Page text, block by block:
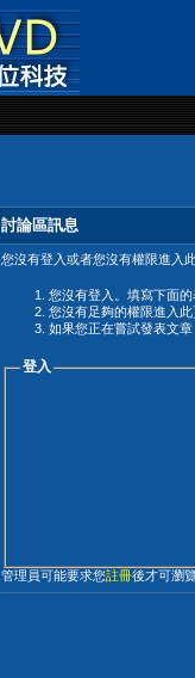
討論區訊息
您沒有登入或者您沒有權限進入
您沒有登入。填寫下面的
您沒有足夠的權限進入
如果您正在嘗試發表文
登入
管理員可能要求您註冊後才可瀏